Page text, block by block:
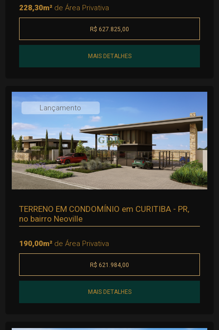
228,30m²de Área Privativa
R$ 627.825,00
MAIS DETALHES
Lançamento
TERRENO EM CONDOMÍNIO em CURITIBA - PR,
no bairro Neoville
190,00m²de Área Privativa
R$ 621.984,00
MAIS DETALHES